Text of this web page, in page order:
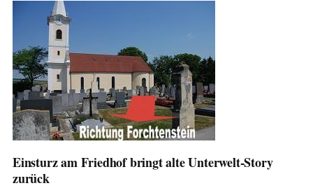
Einsturz am Friedhof bringt alte Unterwelt-Story
zurück